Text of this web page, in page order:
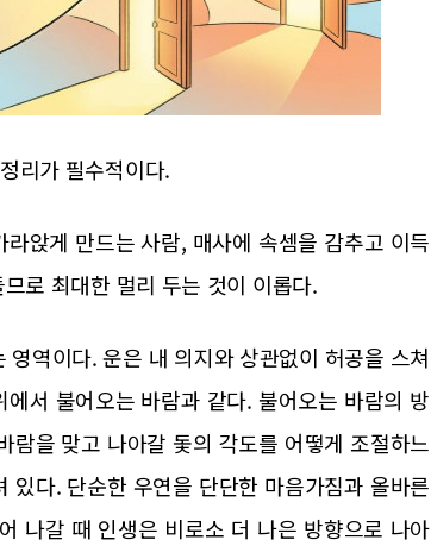
리가 필수적이다.
앉게 만드는 사람, 매사에 속셈을 감추고 이득
로 최대한 멀리 두는 것이 이롭다.
역이다. 운은 내 의지와 상관없이 허공을 스쳐
서 불어오는 바람과 같다. 불어오는 바람의 방
을 맞고 나아갈 돛의 각도를 어떻게 조절하느
다. 단순한 우연을 단단한 마음가짐과 올바른
나갈 때 인생은 비로소 더 나은 방향으로 나아